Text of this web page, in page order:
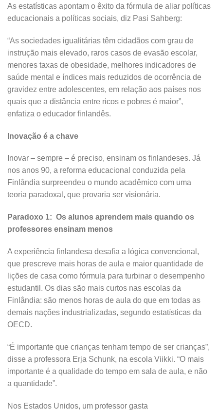
As estatísticas apontam o êxito da fórmula de aliar políticas
educacionais a políticas sociais, diz Pasi Sahberg:
“As sociedades igualitárias têm cidadãos com grau de
instrução mais elevado, raros casos de evasão escolar,
menores taxas de obesidade, melhores indicadores de
saúde mental e índices mais reduzidos de ocorrência de
gravidez entre adolescentes, em relação aos países nos
quais que a distância entre ricos e pobres é maior”,
enfatiza o educador finlandês.
Inovação é a chave
Inovar – sempre – é preciso, ensinam os finlandeses. Já
nos anos 90, a reforma educacional conduzida pela
Finlândia surpreendeu o mundo acadêmico com uma
teoria paradoxal, que provaria ser visionária.
Paradoxo 1: Os alunos aprendem mais quando os
professores ensinam menos
A experiência finlandesa desafia a lógica convencional,
que prescreve mais horas de aula e maior quantidade de
lições de casa como fórmula para turbinar o desempenho
estudantil. Os dias são mais curtos nas escolas da
Finlândia: são menos horas de aula do que em todas as
demais nações industrializadas, segundo estatísticas da
OECD.
“É importante que crianças tenham tempo de ser crianças”,
disse a professora Erja Schunk, na escola Viikki. “O mais
importante é a qualidade do tempo em sala de aula, e não
a quantidade”.
Nos Estados Unidos, um professor gasta